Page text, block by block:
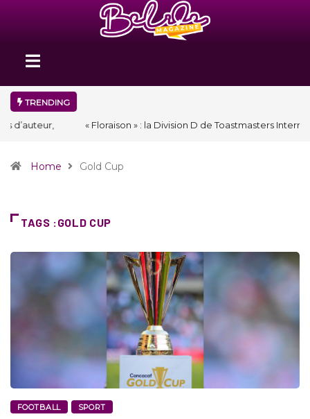
TRENDING
« Floraison » : la Division D de Toastmasters International en Haïti
Home Gold Cup
TAGS :GOLD CUP
FOOTBALL SPORT